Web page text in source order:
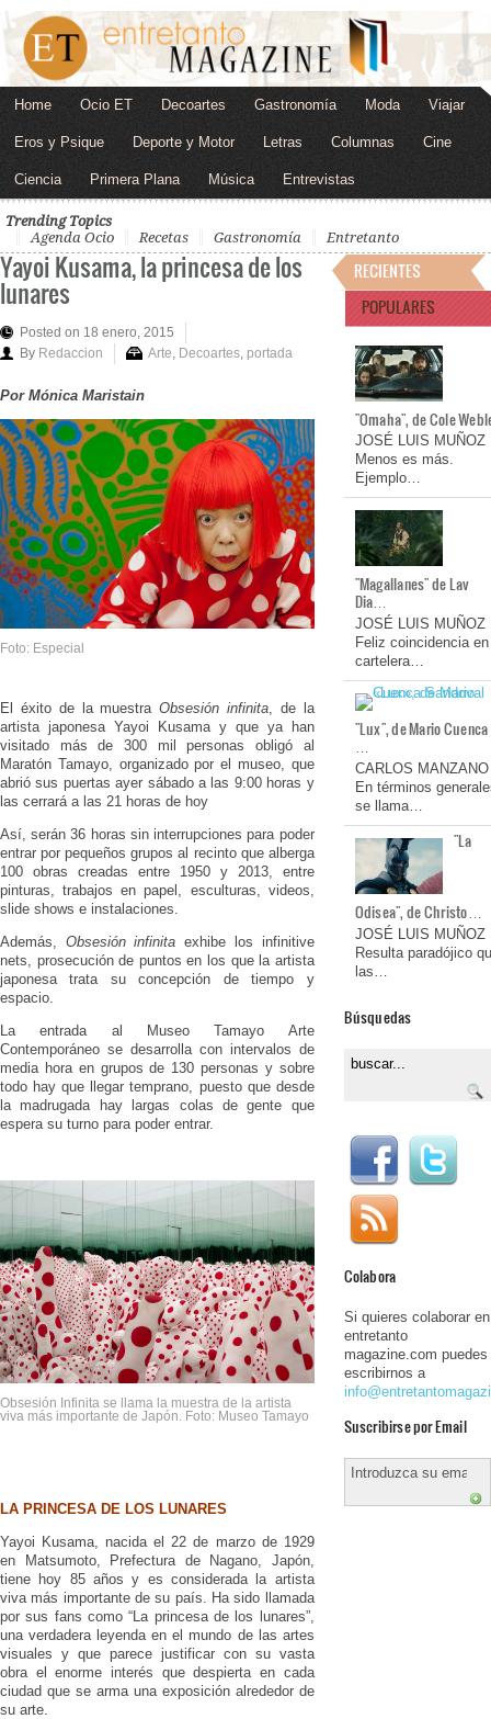
Home Ocio ET Decoartes Gastronomía Moda Viajar
Eros y Psique Deporte y Motor Letras Columnas Cine
Ciencia Primera Plana Música Entrevistas
Trending Topics
Agenda Ocio
Recetas Gastronomía Entretanto
Yayoi Kusama, la princesa de los
lunares
Posted on 18 enero, 2015
By Redaccion Arte Decoartes portada
Por Mónica Maristain
Foto: Especial
El éxito de la muestraObsesión infinita , de la
artista japonesa Yayoi Kusama y que ya han
visitado más de 300 mil personas obligó al
Maratón Tamayo, organizado por el museo, que
abrió sus puertas ayer sábado a las 9:00 horas y
las cerrará a las 21 horas de hoy
Así, serán 36 horas sin interrupciones para poder
entrar por pequeños grupos al recinto que alberga
100 obras creadas entre 1950 y 2013, entre
pinturas, trabajos en papel, esculturas, videos,
slide shows e instalaciones.
Además, Obsesión infinita exhibe los infinitive
nets, prosecución de puntos en los que la artista
japonesa trata su concepción de tiempo y
espacio.
La entrada al Museo Tamayo Arte
Contemporáneo se desarrolla con intervalos de
media hora en grupos de 130 personas y sobre
todo hay que llegar temprano, puesto que desde
la madrugada hay largas colas de gente que
espera su turno para poder entrar.
Obsesión Infinita se llama la muestra de la artista
viva más importante de Japón. Foto: Museo Tamayo
LA PRINCESA DE LOS LUNARES
Yayoi Kusama, nacida el 22 de marzo de 1929
en Matsumoto, Prefectura de Nagano, Japón,
tiene hoy 85 años y es considerada la artista
viva más importante de su país. Ha sido llamada
por sus fans como “La princesa de los lunares”,
una verdadera leyenda en el mundo de las artes
visuales y que parece justificar con su vasta
obra el enorme interés que despierta en cada
ciudad que se arma una exposición alrededor de
su arte.
RECIENTES
POPULARES
"Omaha", de Cole
JOSÉ LUIS MUÑOZ
Menos es más.
Ejemplo…
"Magallanes" de Lav
Dia…
JOSÉ LUIS MUÑOZ
Feliz coincidencia en
cartelera…
"Lux", de Mario Cuenca
…
CARLOS MANZANO
En términos
se llama…
"La
Odisea", de Christo…
JOSÉ LUIS MUÑOZ
Resulta paradójico
las…
Búsquedas
Colabora
Si quieres colaborar en
entretanto
magazine.com puedes
escribirnos a
Suscribirse por Email